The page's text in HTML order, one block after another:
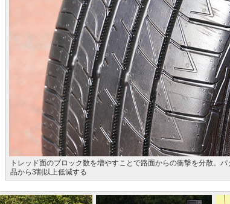
トレッド面のブロック数を増やすことで路面からの衝撃を分散。
品から3割以上低減する